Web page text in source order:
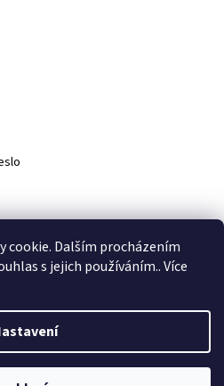
cookie. Dalším procházením
s jejich používáním.. Více
solární energie a fotovoltaiku
Shoptet